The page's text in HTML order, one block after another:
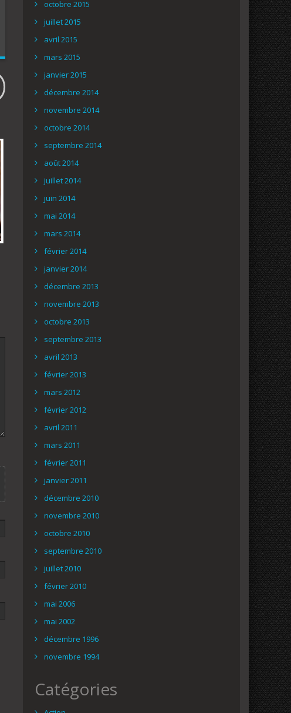
octobre 2015
juillet 2015
avril 2015
mars 2015
janvier 2015
décembre 2014
novembre 2014
octobre 2014
septembre 2014
août 2014
juillet 2014
juin 2014
mai 2014
mars 2014
février 2014
janvier 2014
décembre 2013
novembre 2013
octobre 2013
septembre 2013
avril 2013
février 2013
mars 2012
février 2012
avril 2011
mars 2011
février 2011
janvier 2011
décembre 2010
novembre 2010
octobre 2010
septembre 2010
juillet 2010
février 2010
mai 2006
mai 2002
décembre 1996
novembre 1994
Catégories